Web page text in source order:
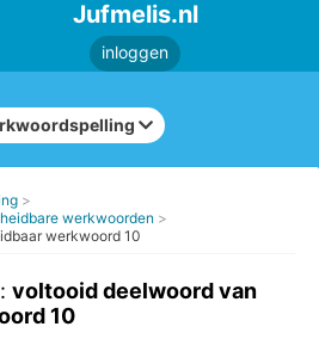
Jufmelis.nl
inloggen
werkwoorden
werkwoord 10
voltooid deelwoord van
10